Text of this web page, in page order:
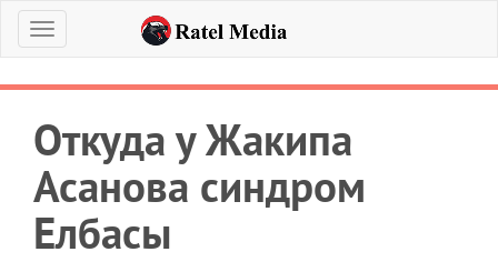
Меню
Откуда у Жакипа
Асанова синдром
Елбасы